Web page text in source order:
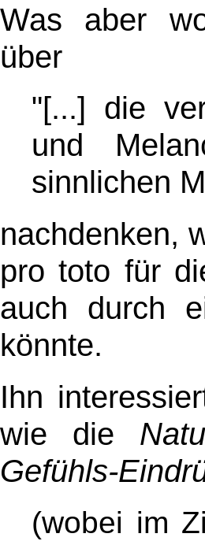
Was aber
über
"[...] die
und
sinnlichen
nachdenken,
pro toto für
auch durch
könnte.
Ihn
wie die
Gefühls-
(wobei im